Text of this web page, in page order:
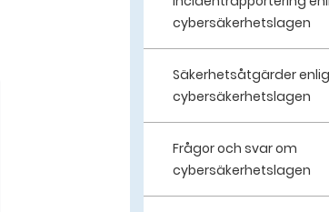
cybersäkerhetslagen
Säkerhetsåtgärder
cybersäkerhetslagen
Frågor och svar om
cybersäkerhetslagen